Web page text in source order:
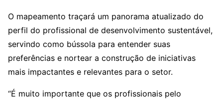
O mapeamento traçará um panorama atualizado do
perfil do profissional de desenvolvimento sustentável,
servindo como bússola para entender suas
preferências e nortear a construção de iniciativas
mais impactantes e relevantes para o setor.
“É muito importante que os profissionais pelo